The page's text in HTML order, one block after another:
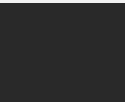
THIẾT